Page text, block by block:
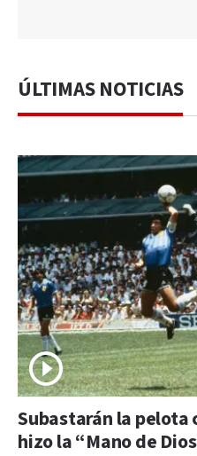
ÚLTIMAS NOTICIAS
Subastarán la pelota
hizo la “Mano de